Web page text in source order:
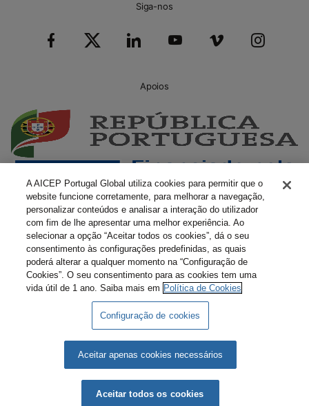
Siga-nos
Apoios
Livro Amarelo Eletrónico
Política de Privacidade Política de Cookies
A AICEP Portugal Global utiliza cookies para permitir que o
website funcione corretamente, para melhorar a navegação,
personalizar conteúdos e analisar a interação do utilizador
com fim de lhe apresentar uma melhor experiência. Ao
selecionar a opção “Aceitar todos os cookies”, dá o seu
consentimento às configurações predefinidas, as quais
poderá alterar a qualquer momento na “Configuração de
Cookies”. O seu consentimento para as cookies tem uma
vida útil de 1 ano. Saiba mais em Política de Cookies
Configuração de cookies
Aceitar apenas cookies necessários
Aceitar todos os cookies